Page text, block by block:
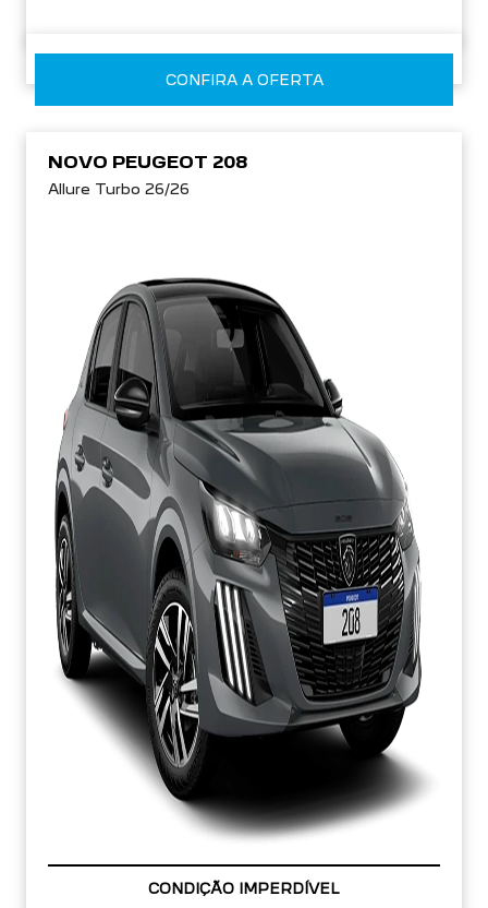
CONFIRA A OFERTA
NOVO PEUGEOT 208
Allure Turbo 26/26
APROVEITE!